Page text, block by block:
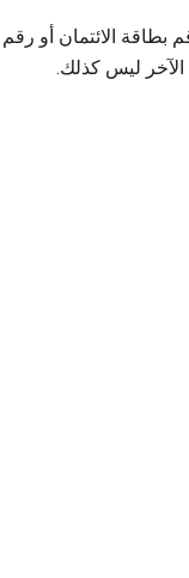
بطاقة الائتمان أو
ليس كذلك.